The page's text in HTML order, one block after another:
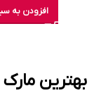
افزودن به
بهترین مارک